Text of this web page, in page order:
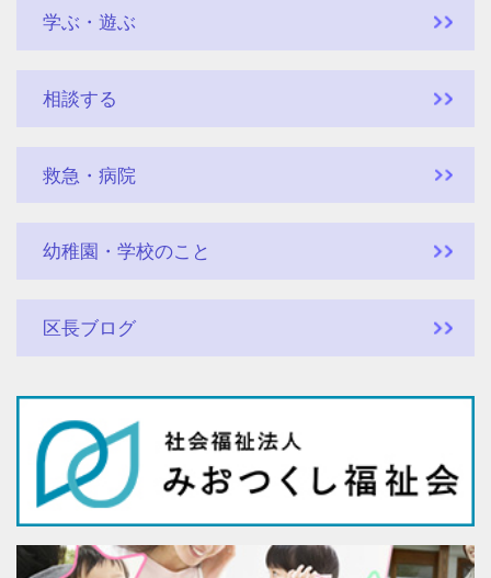
学ぶ・遊ぶ
相談する
救急・病院
幼稚園・学校のこと
区長ブログ